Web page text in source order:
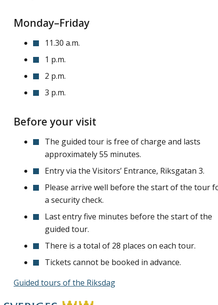
Monday–Friday
11.30 a.m.
1 p.m.
2 p.m.
3 p.m.
Before your visit
The guided tour is free of charge and lasts
approximately 55 minutes.
Entry via the Visitors’ Entrance, Riksgatan 3.
Please arrive well before the start of the tour
a security check.
Last entry five minutes before the start of the
guided tour.
There is a total of 28 places on each tour.
Tickets cannot be booked in advance.
Guided tours of the Riksdag